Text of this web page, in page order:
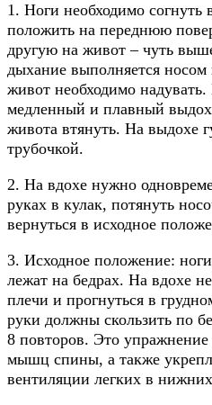
1. Ноги необходимо согнуть
положить на переднюю
другую на живот – чуть
дыхание выполняется носом
живот необходимо надувать.
медленный и плавный
живота втянуть. На выдохе
трубочкой.
2. На вдохе нужно
руках в кулак, потянуть
вернуться в исходное
3. Исходное положение:
лежат на бедрах. На вдохе
плечи и прогнуться в
руки должны скользить по
8 повторов. Это упражнение
мышц спины, а также
вентиляции легких в